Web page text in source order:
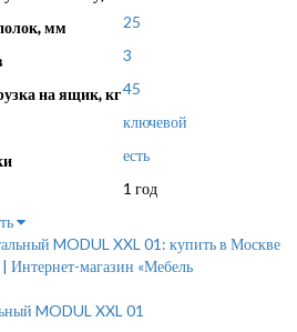
мм
25
3
на ящик, кг45
ключевой
есть
1 год
MODUL XXL 01